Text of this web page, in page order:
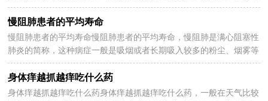
者经常吃高脂肪的食物的食物导致的，下面为大家分...
慢阻肺患者的平均寿命
2023-01-21
慢阻肺患者的平均寿命慢阻肺患者的平均寿命，慢阻肺是满心阻塞性
肺炎的简称，这种病症一般是吸烟或者长期吸入较多的粉尘、烟雾等
对身体有害的气体造成的，大多数是中老年比较常患...
身体痒越抓越痒吃什么药
2023-01-21
身体痒越抓越痒吃什么药身体痒越抓越痒吃什么药，一般在天气比较